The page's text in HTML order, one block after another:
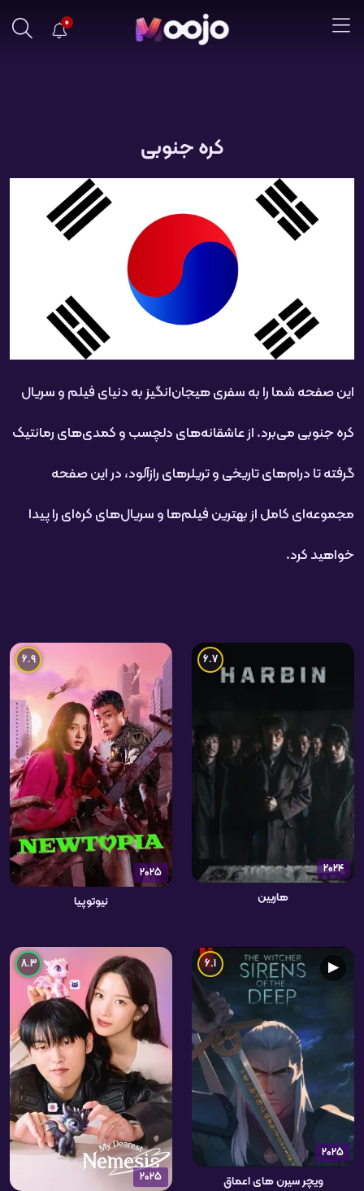
0
کره جنوبی
این صفحه شما را به سفری هیجان‌انگیز به دنیای فیلم و سریال
کره جنوبی می‌برد. از عاشقانه‌های دلچسب و کمدی‌های رمانتیک
گرفته تا درام‌های تاریخی و تریلرهای رازآلود، در این صفحه
مجموعه‌ای کامل از بهترین فیلم‌ها و سریال‌های کره‌ای را پیدا
خواهید کرد.
2024
6.7
هاربین
2025
6.9
نیوتوپیا
2025
▶
6.1
ویچر سیرن های اعماق 2025
8.3